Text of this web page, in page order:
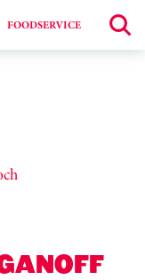
FOODSERVICE